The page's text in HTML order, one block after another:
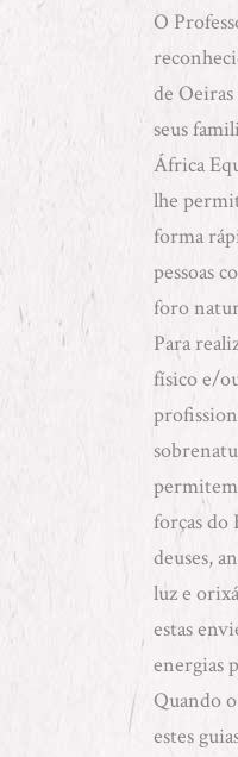
O
de
seus
África
lhe
forma
pessoas
foro
Para
físico e/
forças do
deuses,
luz e
estas
energias
Quando
estes